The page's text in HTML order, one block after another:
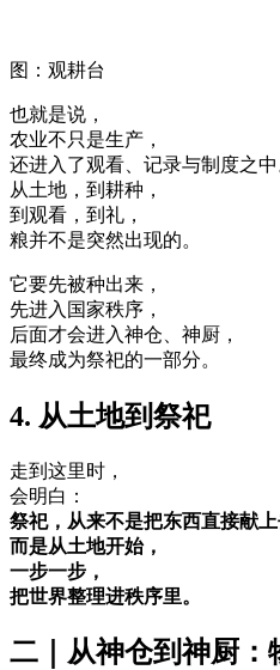
图：观耕台
也就是说，
农业不只是生产，
还进入了观看、记录与制度之中
从土地，到耕种，
到观看，到礼，
粮并不是突然出现的。
它要先被种出来，
先进入国家秩序，
后面才会进入神仓、神厨，
最终成为祭祀的一部分。
4. 从土地到祭祀
走到这里时，
会明白：
祭祀，从来不是把东西直接献上
而是从土地开始，
一步一步，
把世界整理进秩序里。
二｜从神仓到神厨：